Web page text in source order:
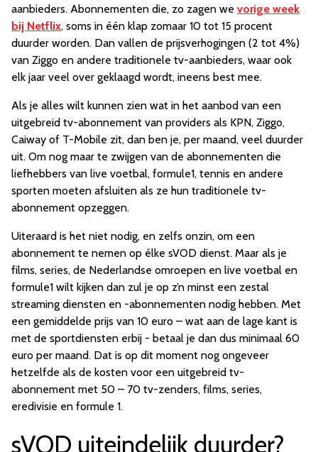
aanbieders. Abonnementen die, zo zagen we vorige week
bij Netflix, soms in één klap zomaar 10 tot 15 procent
duurder worden. Dan vallen de prijsverhogingen (2 tot 4%)
van Ziggo en andere traditionele tv-aanbieders, waar ook
elk jaar veel over geklaagd wordt, ineens best mee.
Als je alles wilt kunnen zien wat in het aanbod van een
uitgebreid tv-abonnement van providers als KPN, Ziggo,
Caiway of T-Mobile zit, dan ben je, per maand, veel duurder
uit. Om nog maar te zwijgen van de abonnementen die
liefhebbers van live voetbal, formule1, tennis en andere
sporten moeten afsluiten als ze hun traditionele tv-
abonnement opzeggen.
Uiteraard is het niet nodig, en zelfs onzin, om een
abonnement te nemen op élke sVOD dienst. Maar als je
films, series, de Nederlandse omroepen en live voetbal en
formule1 wilt kijken dan zul je op z’n minst een zestal
streaming diensten en -abonnementen nodig hebben. Met
een gemiddelde prijs van 10 euro – wat aan de lage kant is
met de sportdiensten erbij - betaal je dan dus minimaal 60
euro per maand. Dat is op dit moment nog ongeveer
hetzelfde als de kosten voor een uitgebreid tv-
abonnement met 50 – 70 tv-zenders, films, series,
eredivisie en formule 1.
sVOD uiteindelijk duurder?